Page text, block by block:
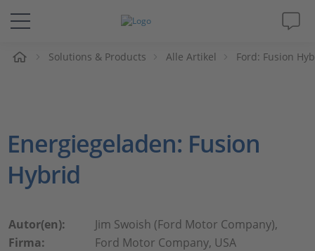
Lösungen & Produkte
Videos
Magazin
Unternehmen
Solutions & Products Alle Artikel Ford: Fusion
Energiegeladen: Fusion
Hybrid
Autor(en):
Jim Swoish (Ford Motor Company),
Firma:
Ford Motor Company, USA